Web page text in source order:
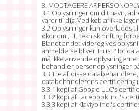
3. MODTAGERE AF
3.1 Oplysninger om dit navn,
varer til dig. Ved køb af ikke
3.2 Oplysninger kan overlades
økonomi, IT, teknisk drift og
Blandt andet videregives
anmeldelse bliver TrustPilot
må ikke anvende
behandler personoplysninger
3.3 Tre af disse
databehandlerens certificering
3.3.1 kopi af Google LLC's
3.3.2 kopi af Facebook Inc.'s
3.3.3 kopi af Klaviyo Inc.'s